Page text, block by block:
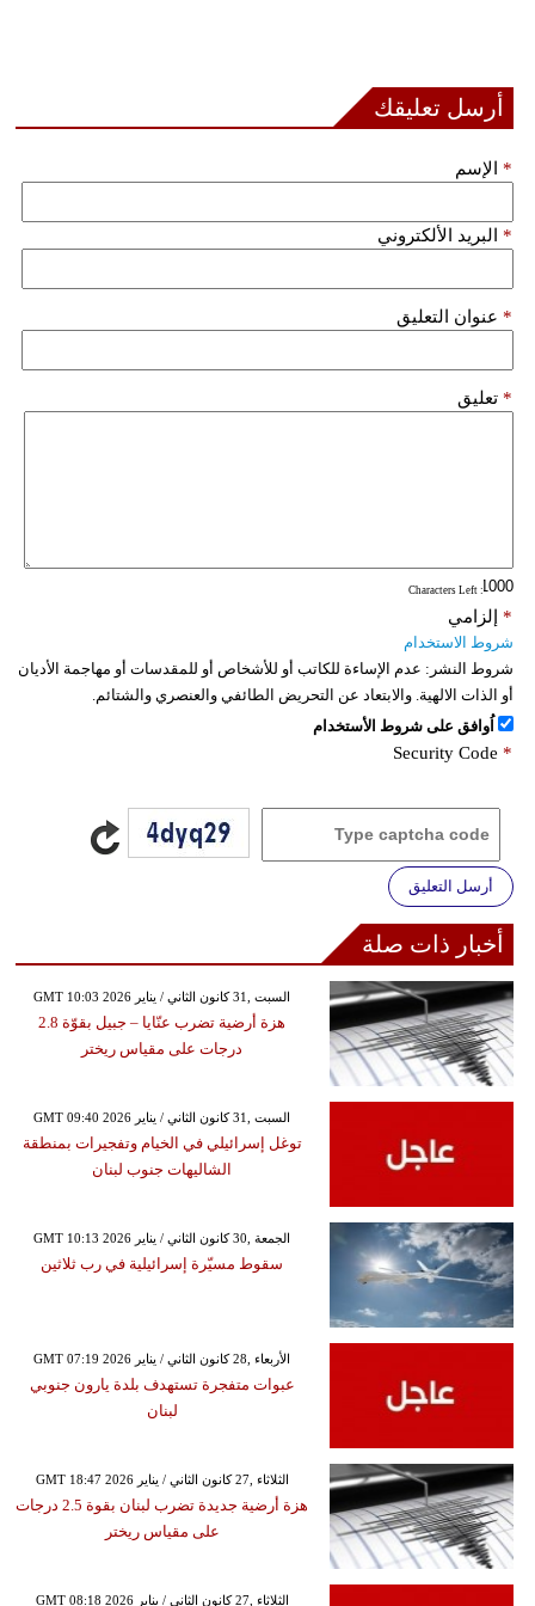
أرسل تعليقك
الإسم *
البريد الألكتروني *
عنوان التعليق *
تعليق *
: Characters Left
إلزامي *
شروط الاستخدام
شروط النشر: عدم الإساءة للكاتب أو للأشخاص أو للمقدسات أو مهاجمة الأديان
أو الذات الالهية. والابتعاد عن التحريض الطائفي والعنصري والشتائم.
اُوافق على شروط الأستخدام
Security Code *
أرسل التعليق
أخبار ذات صلة
GMT 10:03 2026 السبت ,31 كانون الثاني / يناير
هزة أرضية تضرب عنّايا – جبيل بقوّة 2.8
درجات على مقياس ريختر
GMT 09:40 2026 السبت ,31 كانون الثاني / يناير
توغل إسرائيلي في الخيام وتفجيرات بمنطقة
الشاليهات جنوب لبنان
GMT 10:13 2026 الجمعة ,30 كانون الثاني / يناير
سقوط مسيّرة إسرائيلية في رب ثلاثين
GMT 07:19 2026 الأربعاء ,28 كانون الثاني / يناير
عبوات متفجرة تستهدف بلدة يارون جنوبي
لبنان
GMT 18:47 2026 الثلاثاء ,27 كانون الثاني / يناير
هزة أرضية جديدة تضرب لبنان بقوة 2.5 درجات
على مقياس ريختر
GMT 08:18 2026 الثلاثاء ,27 كانون الثاني / يناير